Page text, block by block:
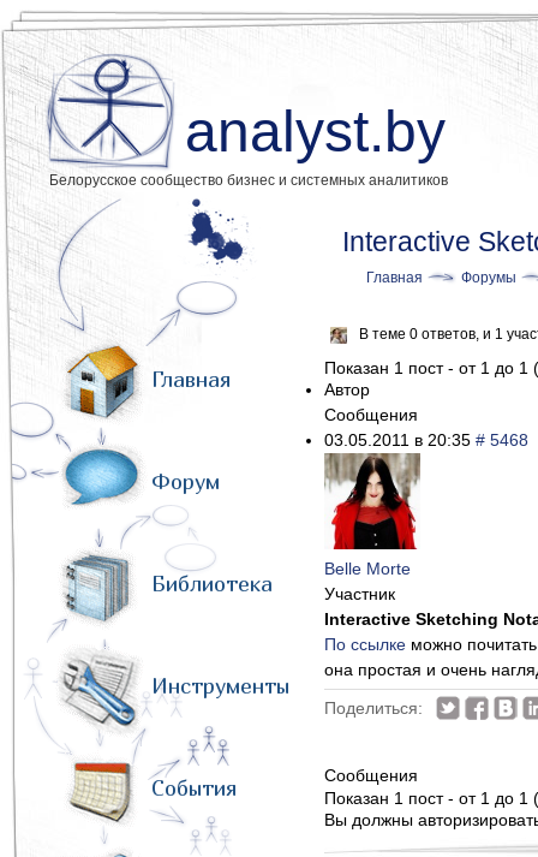
analyst.by
Белорусское сообщество бизнес и системных аналитиков
Главная
Форум
Библиотека
Инструменты
События
Interactive
Главная Форумы
В теме 0 ответов, и 1
Показан 1 пост - от 1 до 1
Автор
Сообщения
03.05.2011 в 20:35 # 5468
Belle Morte
Участник
Interactive Sketching
По ссылке можно
она простая и очень
Поделиться:
Сообщения
Показан 1 пост - от 1 до 1
Вы должны